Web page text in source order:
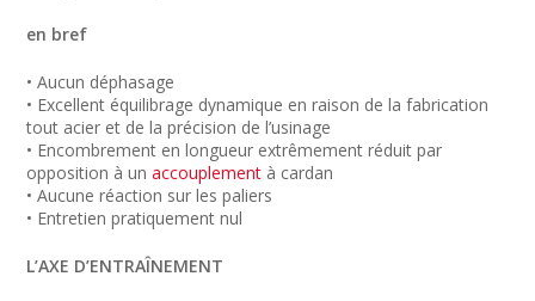
en bref
• Aucun déphasage
• Excellent équilibrage dynamique en raison de la fabrication
tout acier et de la précision de l’usinage
• Encombrement en longueur extrêmement réduit par
opposition à unaccouplement à cardan
• Aucune réaction sur les paliers
• Entretien pratiquement nul
L’AXE D’ENTRAÎNEMENT